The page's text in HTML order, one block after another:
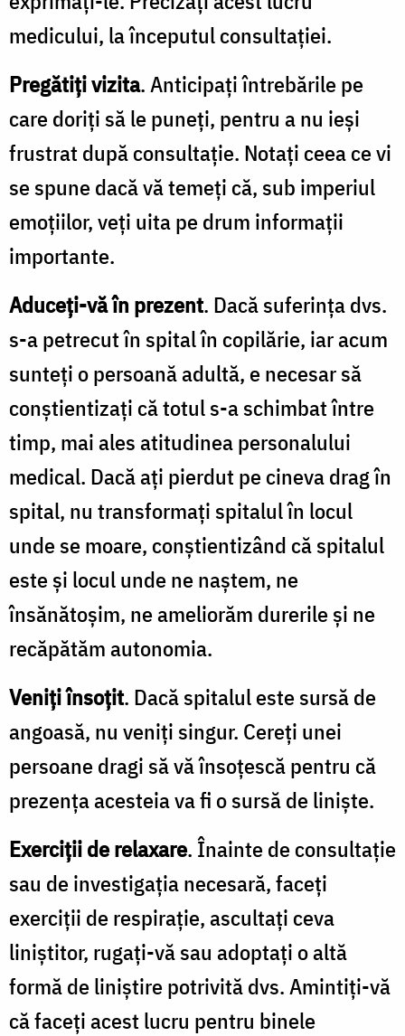
medicului, la începutul consultației.
Pregătiți vizita. Anticipați întrebările pe
care doriți să le puneți, pentru a nu ieși
frustrat după consultație. Notați ceea ce vi
se spune dacă vă temeți că, sub imperiul
emoțiilor, veți uita pe drum informații
importante.
Aduceți-vă în prezent. Dacă suferința dvs.
s-a petrecut în spital în copilărie, iar acum
sunteți o persoană adultă, e necesar să
conștientizați că totul s-a schimbat între
timp, mai ales atitudinea personalului
medical. Dacă ați pierdut pe cineva drag în
spital, nu transformați spitalul în locul
unde se moare, conștientizând că spitalul
este și locul unde ne naștem, ne
însănătoșim, ne ameliorăm durerile și ne
recăpătăm autonomia.
Veniți însoțit. Dacă spitalul este sursă de
angoasă, nu veniți singur. Cereți unei
persoane dragi să vă însoțescă pentru că
prezența acesteia va fi o sursă de liniște.
Exerciții de relaxare. Înainte de consultație
sau de investigația necesară, faceți
exerciții de respirație, ascultați ceva
liniștitor, rugați-vă sau adoptați o altă
formă de liniștire potrivită dvs. Amintiți-vă
că faceți acest lucru pentru binele